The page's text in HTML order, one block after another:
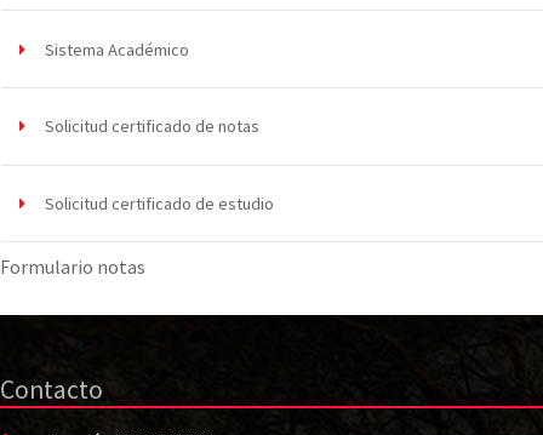
Sistema Académico
Solicitud certificado de notas
Solicitud certificado de estudio
Formulario notas
Contacto